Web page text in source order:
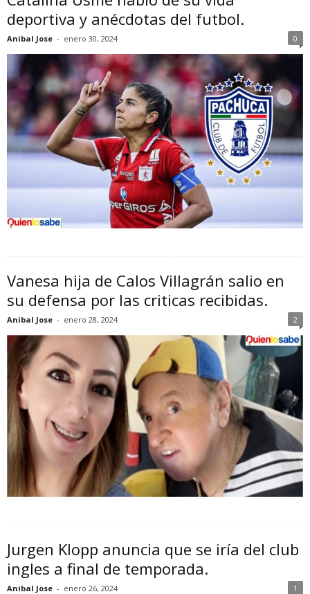
deportiva y anécdotas del futbol.
Anibal Jose - enero 30, 2024 0
Vanesa hija de Calos Villagrán salio en
su defensa por las criticas recibidas.
Anibal Jose - enero 28, 2024 2
Jurgen Klopp anuncia que se iría del club
ingles a final de temporada.
Anibal Jose - enero 26, 2024 1